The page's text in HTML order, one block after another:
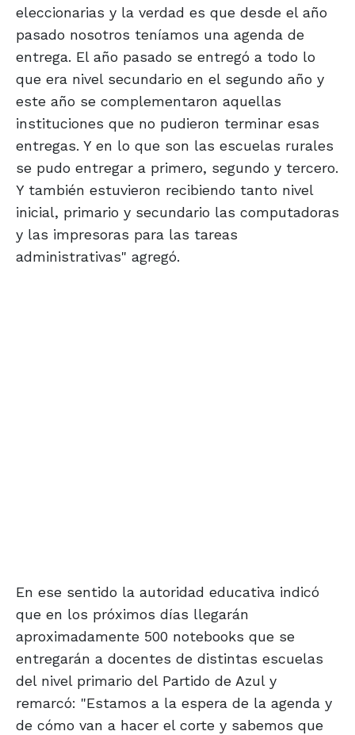
eleccionarias y la verdad es que desde el año
pasado nosotros teníamos una agenda de
entrega. El año pasado se entregó a todo lo
que era nivel secundario en el segundo año y
este año se complementaron aquellas
instituciones que no pudieron terminar esas
entregas. Y en lo que son las escuelas rurales
se pudo entregar a primero, segundo y tercero.
Y también estuvieron recibiendo tanto nivel
inicial, primario y secundario las computadoras
y las impresoras para las tareas
administrativas" agregó.
En ese sentido la autoridad educativa indicó
que en los próximos días llegarán
aproximadamente 500 notebooks que se
entregarán a docentes de distintas escuelas
del nivel primario del Partido de Azul y
remarcó: "Estamos a la espera de la agenda y
de cómo van a hacer el corte y sabemos que